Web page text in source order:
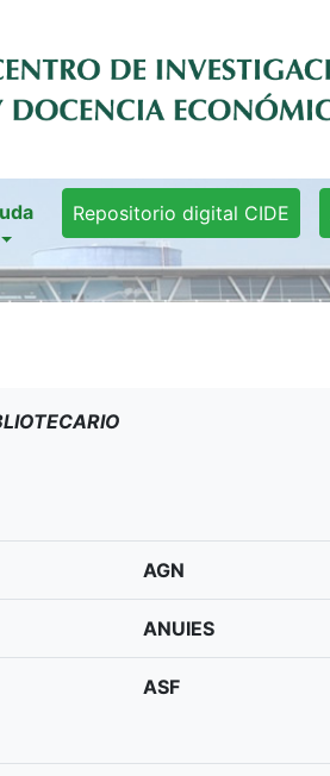
Repositorio digital CIDE
AGN
ANUIES
ASF